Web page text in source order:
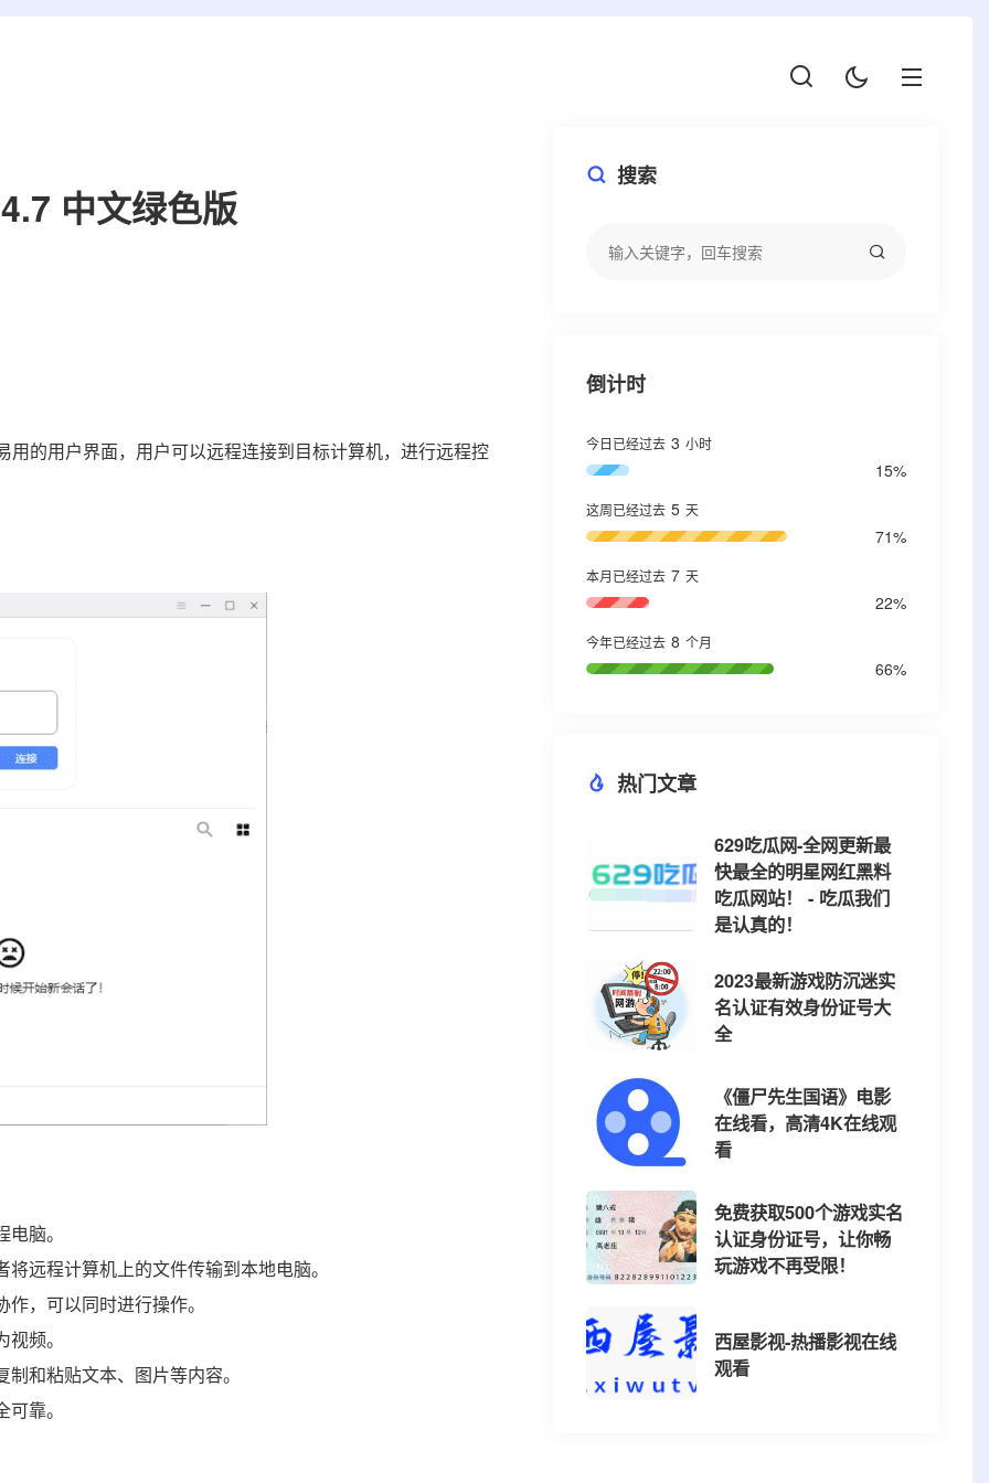
中文绿色版
的用户界面，用户可以远程连接到目标计算机，进行远程控
脑。
远程计算机上的文件传输到本地电脑。
，可以同时进行操作。
频。
和粘贴文本、图片等内容。
靠。
搜索
倒计时
今日已经过去 3 小时
15%
这周已经过去 5 天
71%
本月已经过去 7 天
22%
今年已经过去 8 个月
66%
热门文章
629吃瓜网-全网更新最
快最全的明星网红黑料
吃瓜网站！ - 吃瓜我们
是认真的！
2023最新游戏防沉迷实
名认证有效身份证号大
全
《僵尸先生国语》电影
在线看，高清4K在线观
看
免费获取500个游戏实名
认证身份证号，让你畅
玩游戏不再受限！
西屋影视-热播影视在线
观看